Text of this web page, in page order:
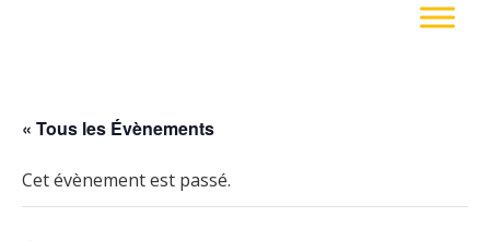
« Tous les Évènements
Cet évènement est passé.